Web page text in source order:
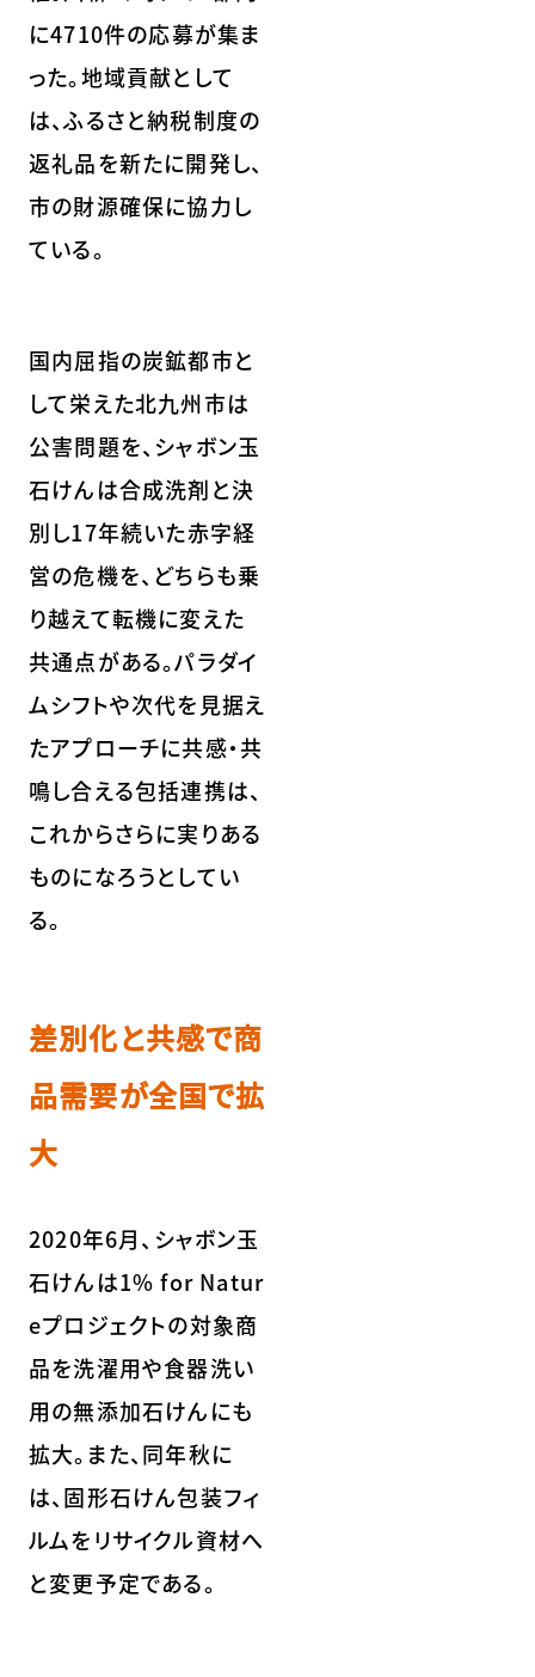
に4710件の応募が集ま
った。地域貢献として
は、ふるさと納税制度の
返礼品を新たに開発し、
市の財源確保に協力し
ている。
国内屈指の炭鉱都市と
して栄えた北九州市は
公害問題を、シャボン玉
石けんは合成洗剤と決
別し17年続いた赤字経
営の危機を、どちらも乗
り越えて転機に変えた
共通点がある。パラダイ
ムシフトや次代を見据え
たアプローチに共感・共
鳴し合える包括連携は、
これからさらに実りある
ものになろうとしてい
る。
差別化と共感で商
品需要が全国で拡
大
2020年6月、シャボン玉
石けんは1% for Natur
eプロジェクトの対象商
品を洗濯用や食器洗い
用の無添加石けんにも
拡大。また、同年秋に
は、固形石けん包装フィ
ルムをリサイクル資材へ
と変更予定である。